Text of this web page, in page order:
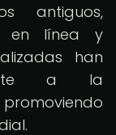
antiguos,
en línea y
han
a la